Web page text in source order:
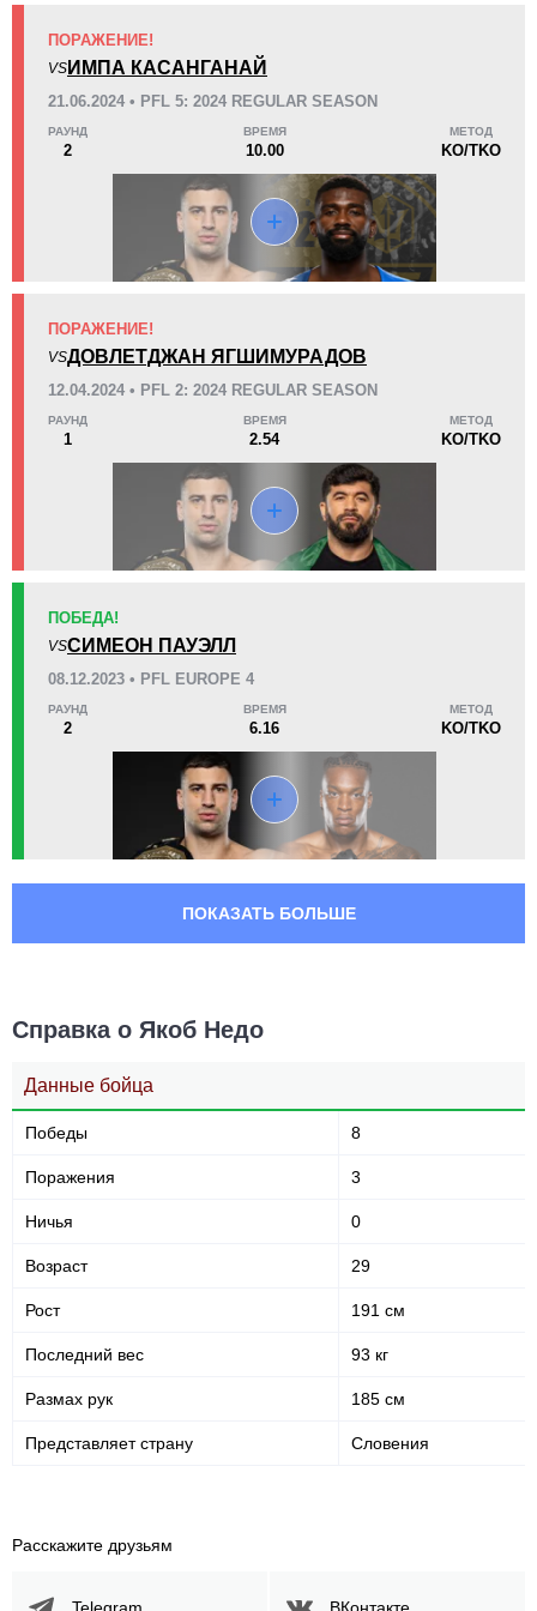
KO/TKO
2(100%)
Неизвестных видов поражений:
3:00
Среднее время боя
77
Финиши в первом раунде
Статистика боев по организациям
Организация
BCF
CFCS
PFL
VFN
ПОРАЖЕНИЕ!
VS ИМПА КАСАНГАНАЙ
21.06.2024 • PFL 5: 2024 REGULAR SEASON
РАУНД
2
ВРЕМЯ
10.00
МЕТОД
KO/TKO
ПОРАЖЕНИЕ!
VSДОВЛЕТДЖАН ЯГШИМУРАДОВ
12.04.2024 • PFL 2: 2024 REGULAR SEASON
РАУНД
1
ВРЕМЯ
2.54
МЕТОД
KO/TKO
ПОБЕДА!
VSСИМЕОН ПАУЭЛЛ
08.12.2023 • PFL EUROPE 4
РАУНД
2
ВРЕМЯ
6.16
МЕТОД
KO/TKO
ПОКАЗАТЬ БОЛЬШЕ
Справка о Якоб Недо
Данные бойца
Победы 8
Поражения 3
Ничья 0
Возраст 29
Рост 191 см
Последний вес 93 кг
Размах рук 185 см
Представляет страну Словения
Расскажите друзьям
Telegram ВКонтакте